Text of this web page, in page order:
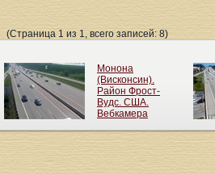
(Страница 1 из 1, всего записей: 8)